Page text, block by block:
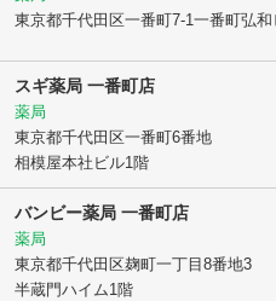
東京都千代田区一番町7-1一番町弘
スギ薬局 一番町店
薬局
東京都千代田区一番町6番地
相模屋本社ビル1階
バンビー薬局 一番町店
薬局
東京都千代田区麹町一丁目8番地3
半蔵門ハイム1階